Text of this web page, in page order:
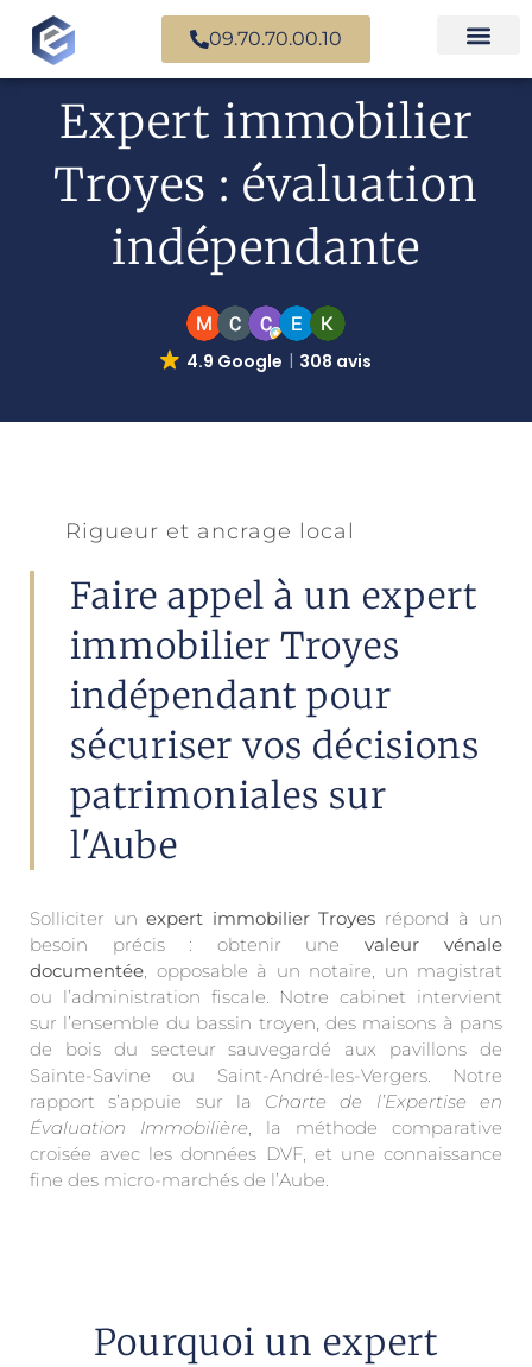
09.70.70.00.10
Expert immobilier
Troyes : évaluation
indépendante
4.9 Google 308 avis
Rigueur et ancrage local
Faire appel à un expert
immobilier Troyes
indépendant pour
sécuriser vos décisions
patrimoniales sur
l'Aube
Solliciter un expert immobilier Troyes répond à un
besoin précis : obtenir une valeur vénale
documentée, opposable à un notaire, un magistrat
ou l’administration fiscale. Notre cabinet intervient
sur l’ensemble du bassin troyen, des maisons à pans
de bois du secteur sauvegardé aux pavillons de
Sainte-Savine ou Saint-André-les-Vergers. Notre
rapport s’appuie sur la Charte de l’Expertise en
Évaluation Immobilière, la méthode comparative
croisée avec les données DVF, et une connaissance
fine des micro-marchés de l’Aube.
Pourquoi un expert